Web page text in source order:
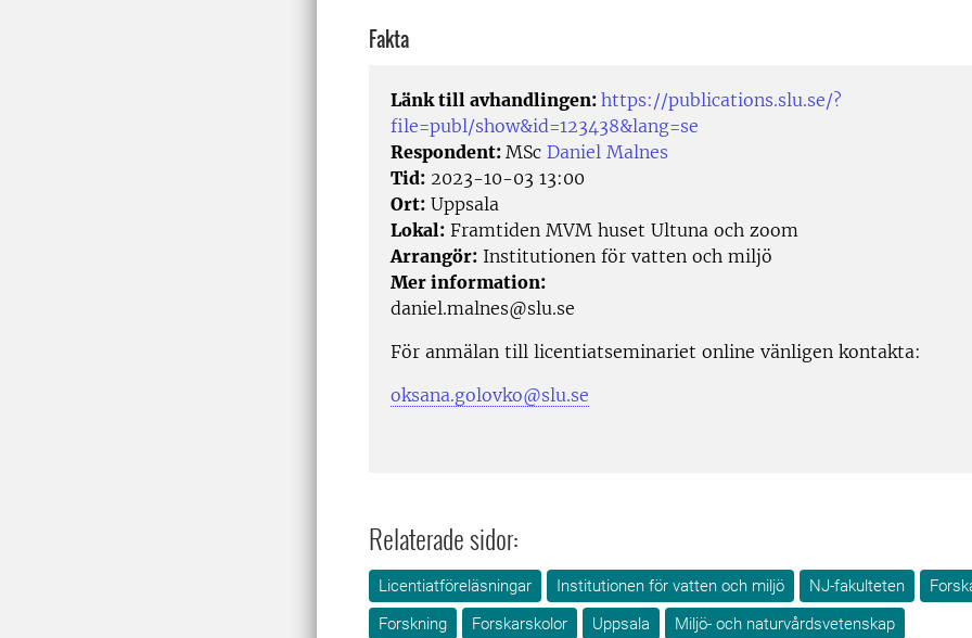
Fakta
Länk till avhandlingen: https://publications.slu.se/?
file=publ/show&id=123438&lang=se
Respondent: MSc Daniel Malnes
Tid: 2023-10-03 13:00
Ort: Uppsala
Lokal: Framtiden MVM huset Ultuna och zoom
Arrangör: Institutionen för vatten och miljö
Mer information:
daniel.malnes@slu.se
För anmälan till licentiatseminariet online vänligen kontakta:
oksana.golovko@slu.se
Relaterade sidor:
Licentiatföreläsningar Institutionen för vatten och miljö NJ-fakulteten
Forskning
Forskarskolor Uppsala Miljö- och naturvårdsvetenskap